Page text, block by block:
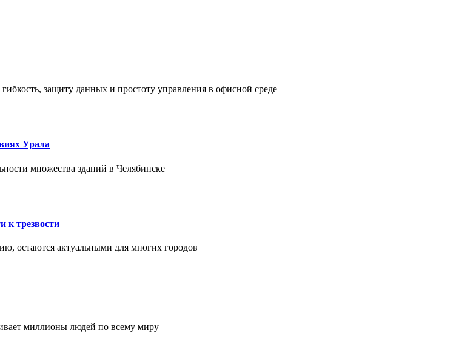
защиту данных и простоту управления в офисной среде
Урала
множества зданий в Челябинске
к трезвости
остаются актуальными для многих городов
миллионы людей по всему миру